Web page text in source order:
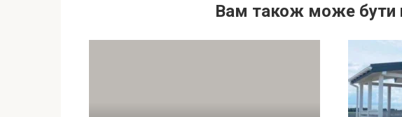
Вам також може бути